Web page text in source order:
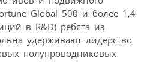
Global 500 и более 1,4
в R&D) ребята из
удерживают лидерство
полупровод­никовых